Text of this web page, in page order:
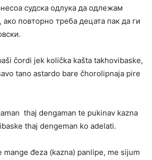
судска одлука да одлежам
повторно треба децата пак да ги
čordi jek količka kašta takhovibaske,
tano astardo bare čhorolipnaja pire
thaj dengaman te pukinav kazna
thaj dengeman ko adelati.
đeza (kazna) panlipe, me sijum